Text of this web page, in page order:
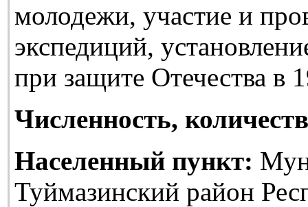
молодежи, участие и
экспедиций,
при защите Отечества в
Численность,
Населенный пункт:
Туймазинский район